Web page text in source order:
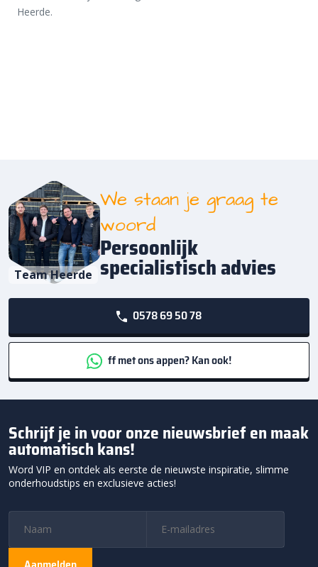
Heerde.
Team Heerde
We staan je graag te
woord
Persoonlijk
specialistisch advies
0578 69 50 78
ff met ons appen? Kan ook!
Schrijf je in voor onze nieuwsbrief en maak
automatisch kans!
Word VIP en ontdek als eerste de nieuwste inspiratie, slimme
onderhoudstips en exclusieve acties!